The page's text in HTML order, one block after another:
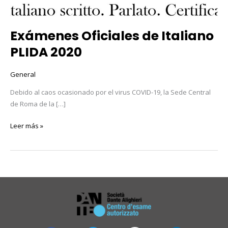
Exámenes Oficiales de Italiano
PLIDA 2020
General
Debido al caos ocasionado por el virus COVID-19, la Sede Central
de Roma de la […]
Leer más »